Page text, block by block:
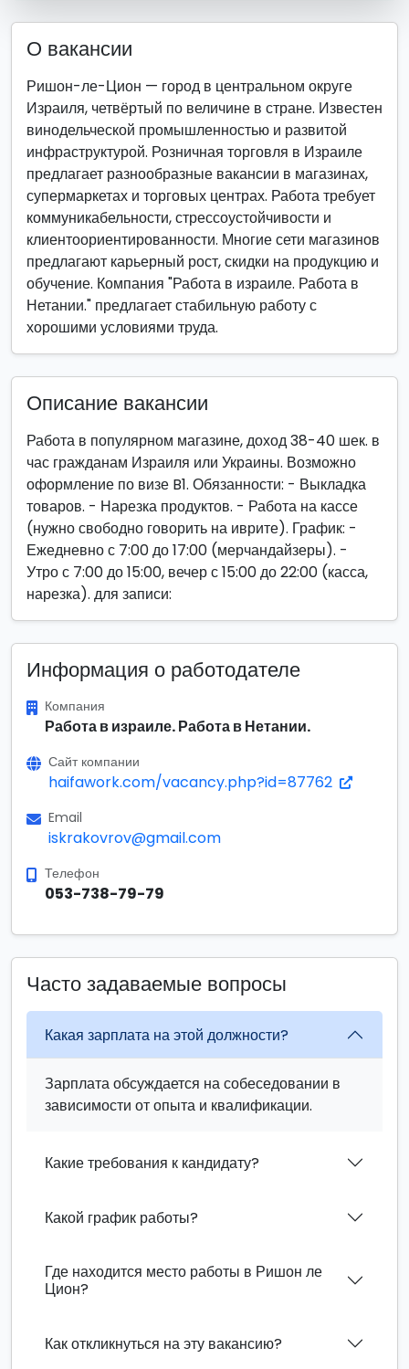
О вакансии
Ришон-ле-Цион — город в центральном округе
Израиля, четвёртый по величине в стране. Известен
винодельческой промышленностью и развитой
инфраструктурой. Розничная торговля в Израиле
предлагает разнообразные вакансии в магазинах,
супермаркетах и торговых центрах. Работа требует
коммуникабельности, стрессоустойчивости и
клиентоориентированности. Многие сети магазинов
предлагают карьерный рост, скидки на продукцию и
обучение. Компания "Работа в израиле. Работа в
Нетании." предлагает стабильную работу с
хорошими условиями труда.
Описание вакансии
Работа в популярном магазине, доход 38-40 шек. в
час гражданам Израиля или Украины. Возможно
оформление по визе B1. Обязанности: - Выкладка
товаров. - Нарезка продуктов. - Работа на кассе
(нужно свободно говорить на иврите). График: -
Ежедневно с 7:00 до 17:00 (мерчандайзеры). -
Утро с 7:00 до 15:00, вечер с 15:00 до 22:00 (касса,
нарезка). для записи:
Информация о работодателе
Компания
Работа в израиле. Работа в Нетании.
Сайт компании
haifawork.com/vacancy.php?id=87762
Email
iskrakovrov@gmail.com
Телефон
053-738-79-79
Часто задаваемые вопросы
Какая зарплата на этой должности?
Зарплата обсуждается на собеседовании в
зависимости от опыта и квалификации.
Какие требования к кандидату?
Какой график работы?
Где находится место работы в Ришон ле
Цион?
Как откликнуться на эту вакансию?